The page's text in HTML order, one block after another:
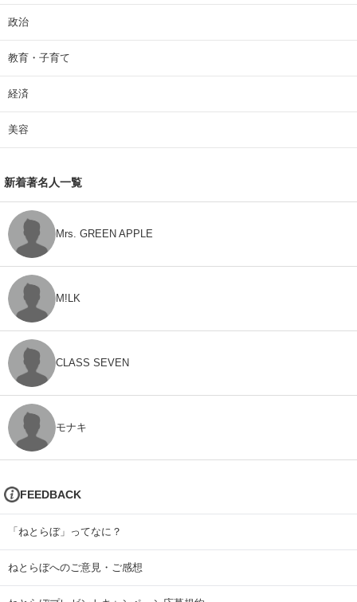
政治
教育・子育て
経済
美容
新着著名人一覧
Mrs. GREEN APPLE
M!LK
CLASS SEVEN
モナキ
FEEDBACK
「ねとらぼ」ってなに？
ねとらぼへのご意見・ご感想